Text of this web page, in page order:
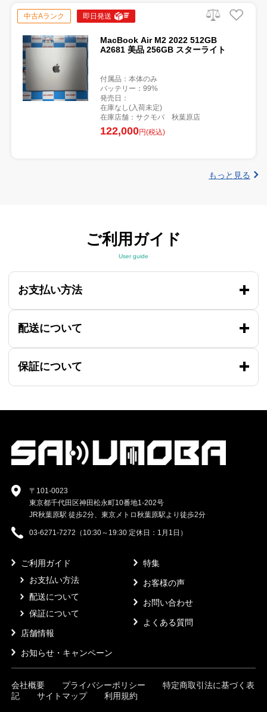
中古Aランク 即日発送
MacBook Air M2 2022 512GB
A2681 美品 256GB スターライト
付属品：本体のみ
バッテリー：99%
発売日：
在庫なし(入荷未定)
在庫店舗：サクモバ 秋葉原店
122,000円(税込)
もっと見る
ご利用ガイド
User guide
お支払い方法
配送について
保証について
〒101-0023
東京都千代田区神田松永町10番地1-202号
JR秋葉原駅 徒歩2分、東京メトロ秋葉原駅より徒歩2分
03-6271-7272（10:30～19:30 定休日：1月1日）
ご利用ガイド
お支払い方法
配送について
保証について
店舗情報
お知らせ・キャンペーン
特集
お客様の声
お問い合わせ
よくある質問
会社概要 プライバシーポリシー
特定商取引法に基づく表
記
サイトマップ 利用規約